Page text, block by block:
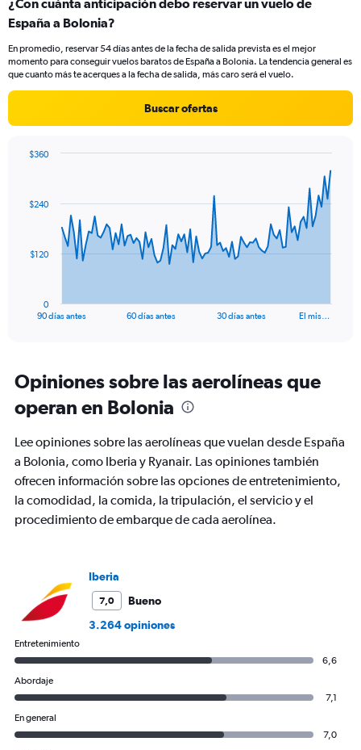
Range:
3
The
chart
axis
values.
to
España a Bolonia?
En promedio, reservar 54 días antes de la fecha de salida prevista es el mejor
momento para conseguir vuelos baratos de España a Bolonia. La tendencia general es
que cuanto más te acerques a la fecha de salida, más caro será el vuelo.
Buscar ofertas
data
The
Range:
91
categories.
The
chart
1
Y
axis
displaying
values.
90 días antes 60 días antes 30 días antes El mis…
0
$120
$240
$360
Opiniones sobre las aerolíneas que
operan en Bolonia
Lee opiniones sobre las aerolíneas que vuelan desde España
a Bolonia, como Iberia y Ryanair. Las opiniones también
ofrecen información sobre las opciones de entretenimiento,
la comodidad, la comida, la tripulación, el servicio y el
procedimiento de embarque de cada aerolínea.
Iberia
7,0
Bueno
3.264 opiniones
Entretenimiento
6,6
Abordaje
7,1
En general
7,0